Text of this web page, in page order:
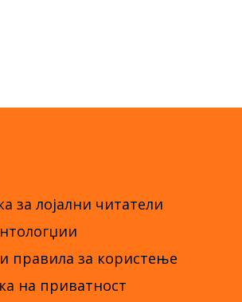
за лојални читатели
правила за користење
на приватност